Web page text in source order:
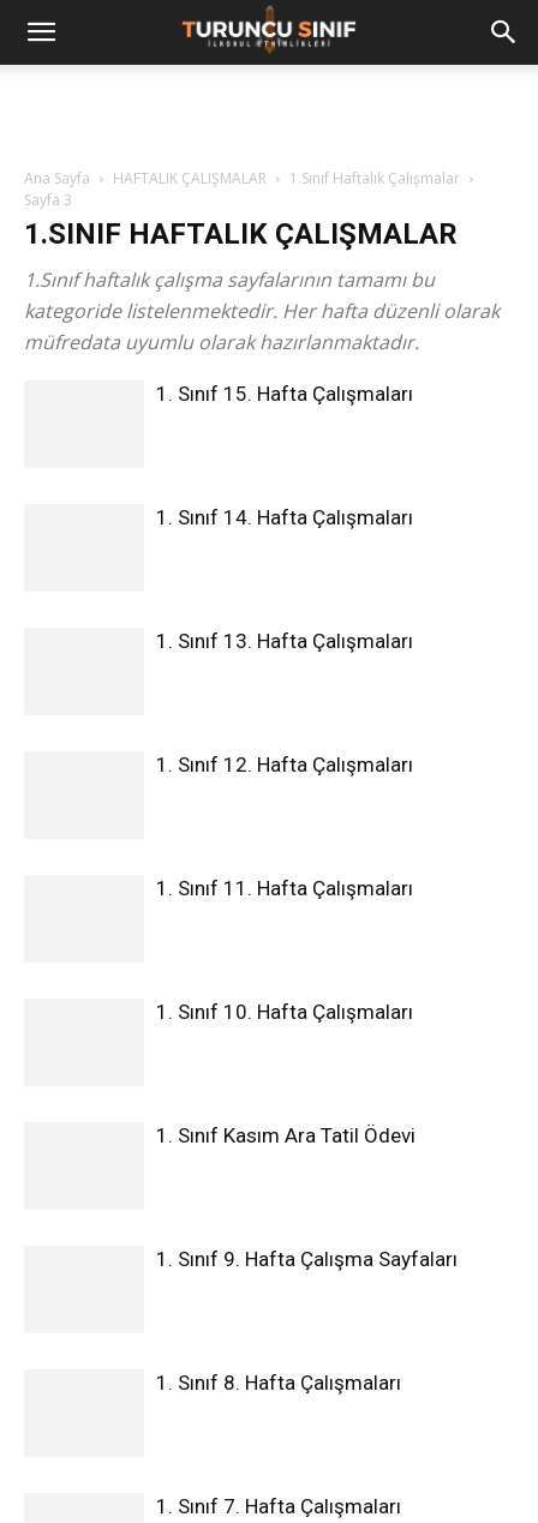
Ana Sayfa HAFTALIK ÇALIŞMALAR
1.Sınıf Haftalık Çalışmalar
Sayfa 3
1.SINIF HAFTALIK ÇALIŞMALAR
1.Sınıf haftalık çalışma sayfalarının tamamı bu
kategoride listelenmektedir. Her hafta düzenli olarak
müfredata uyumlu olarak hazırlanmaktadır.
1. Sınıf 15. Hafta Çalışmaları
1. Sınıf 14. Hafta Çalışmaları
1. Sınıf 13. Hafta Çalışmaları
1. Sınıf 12. Hafta Çalışmaları
1. Sınıf 11. Hafta Çalışmaları
1. Sınıf 10. Hafta Çalışmaları
1. Sınıf Kasım Ara Tatil Ödevi
1. Sınıf 9. Hafta Çalışma Sayfaları
1. Sınıf 8. Hafta Çalışmaları
1. Sınıf 7. Hafta Çalışmaları